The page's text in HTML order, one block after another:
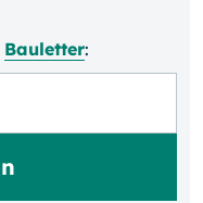
Bauletter: